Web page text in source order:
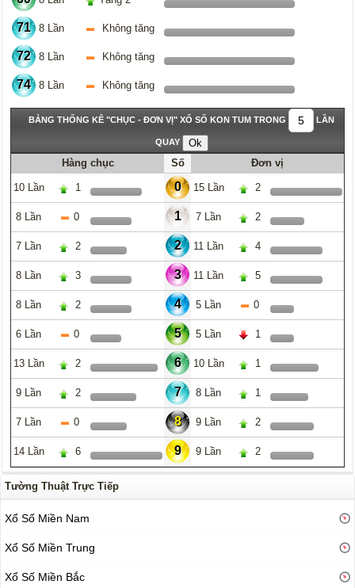
71 8 Lần Không tăng
72 8 Lần Không tăng
74 8 Lần Không tăng
BẢNG THỐNG KÊ "CHỤC - ĐƠN VỊ" XỔ SỐ KON TUM TRONG LẦN
QUAY
Hàng chục Số Đơn vị
10 Lần 1 0 15 Lần 2
8 Lần 0 1 7 Lần 2
7 Lần 2 2 11 Lần 4
8 Lần 3 3 11 Lần 5
8 Lần 2 4 5 Lần 0
6 Lần 0 5 5 Lần 1
13 Lần 2 6 10 Lần 1
9 Lần 2 7 8 Lần 1
7 Lần 0 8 9 Lần 2
14 Lần 6 9 9 Lần 2
Tường Thuật Trực Tiếp
Xổ Số Miền Nam
Xổ Số Miền Trung
Xổ Số Miền Bắc